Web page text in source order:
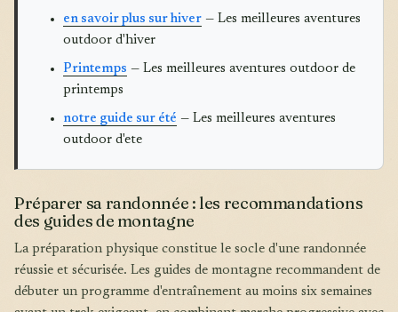
en savoir plus sur hiver — Les meilleures aventures
outdoor d'hiver
Printemps — Les meilleures aventures outdoor de
printemps
notre guide sur été — Les meilleures aventures
outdoor d'ete
Préparer sa randonnée : les recommandations
des guides de montagne
La préparation physique constitue le socle d'une randonnée
réussie et sécurisée. Les guides de montagne recommandent de
débuter un programme d'entraînement au moins six semaines